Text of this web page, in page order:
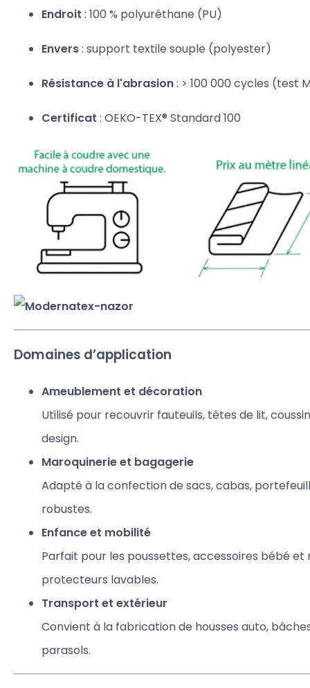
Endroit : 100 % polyuréthane (PU)
Envers: support textile souple (polyester)
Résistance à l'abrasion: > 100 000 cycles (test
Certificat : OEKO-TEX® Standard 100
Domaines d’application
Ameublement et décoration
Utilisé pour recouvrir fauteuils, têtes de lit,
design.
Maroquinerie et bagagerie
Adapté à la confection de sacs, cabas,
robustes.
Enfance et mobilité
Parfait pour les poussettes, accessoires bébé
protecteurs lavables.
Transport et extérieur
Convient à la fabrication de housses auto,
parasols.